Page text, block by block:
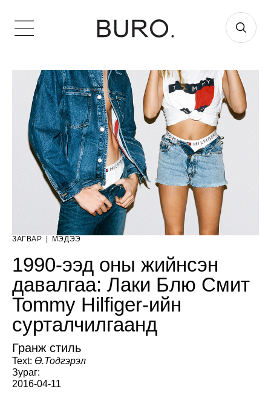
ЗАГВАР МЭДЭЭ
1990-ээд оны жийнсэн
давалгаа: Лаки Блю Смит
Tommy Hilfiger-ийн
сурталчилгаанд
Гранж стиль
Text: Ө.Тодгэрэл
Зураг:
2016-04-11